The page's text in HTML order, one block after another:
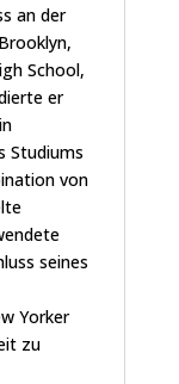
an der
School,
er
Studiums
von
seines
Yorker
zu